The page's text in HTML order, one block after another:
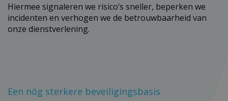
Hiermee signaleren we risico’s sneller, beperken we
incidenten en verhogen we de betrouwbaarheid van
onze dienstverlening.
Een nóg sterkere beveiligingsbasis